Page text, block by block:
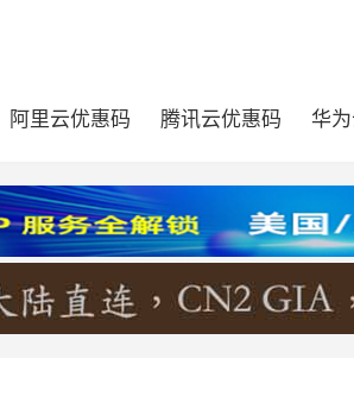
阿里云优惠码 腾讯云优惠码 华